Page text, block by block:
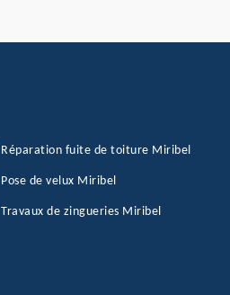
Réparation fuite de toiture Miribel
Pose de velux Miribel
Travaux de zingueries Miribel